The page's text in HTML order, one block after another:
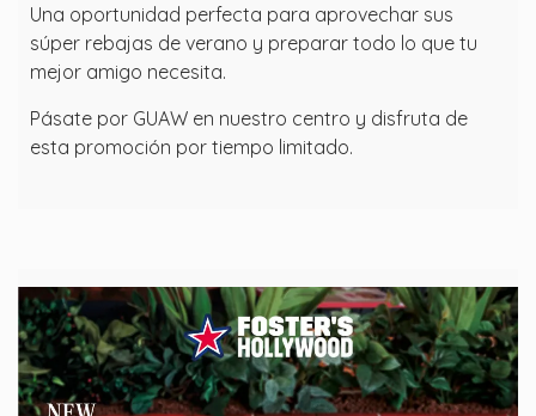
Una oportunidad perfecta para aprovechar sus
súper rebajas de verano y preparar todo lo que tu
mejor amigo necesita.
Pásate por GUAW en nuestro centro y disfruta de
esta promoción por tiempo limitado.